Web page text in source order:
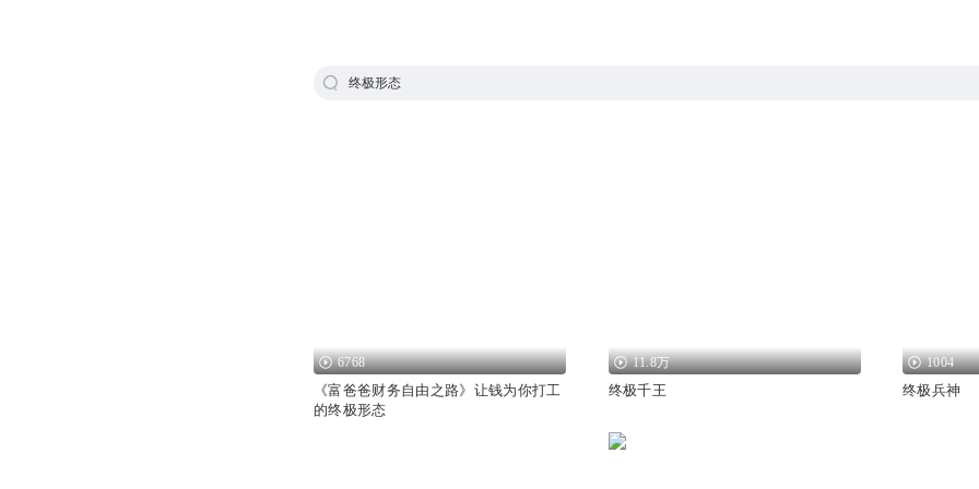
终极形态
6768
《富爸爸财务自由之路》让钱为你打工
的终极形态
11.8万
终极千王
1004
终极兵神